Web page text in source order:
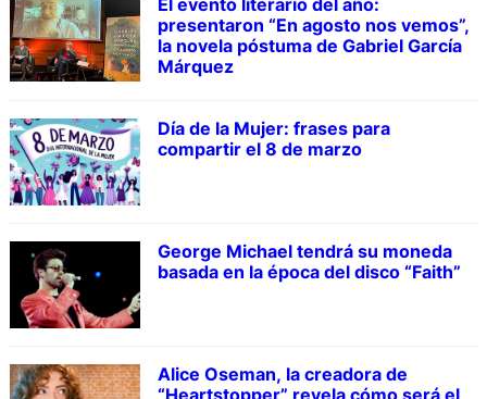
presentaron “En agosto nos vemos”,
la novela póstuma de Gabriel García
Márquez
Día de la Mujer: frases para
compartir el 8 de marzo
George Michael tendrá su moneda
basada en la época del disco “Faith”
Alice Oseman, la creadora de
“Heartstopper” revela cómo será el